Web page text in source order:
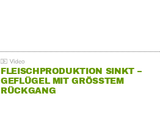
FLEISCHPRODUKTION SINKT –
GEFLÜGEL MIT GRÖSSTEM R
ÜCKGANG